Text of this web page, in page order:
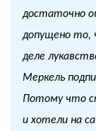
достаточно
допущено то,
деле
Меркель
Потому что
и хотели на